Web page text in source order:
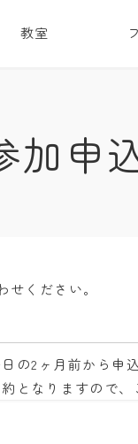
教室
加申
ください。
の2ヶ月前から申
となりますので、